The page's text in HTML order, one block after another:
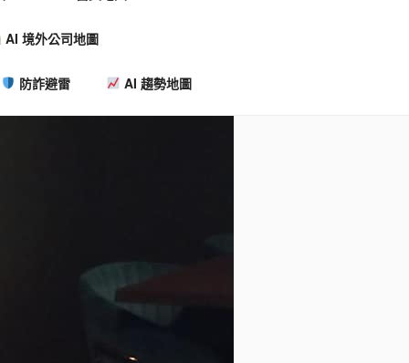
AI 境外公司地圖
防詐避雷 AI 趨勢地圖